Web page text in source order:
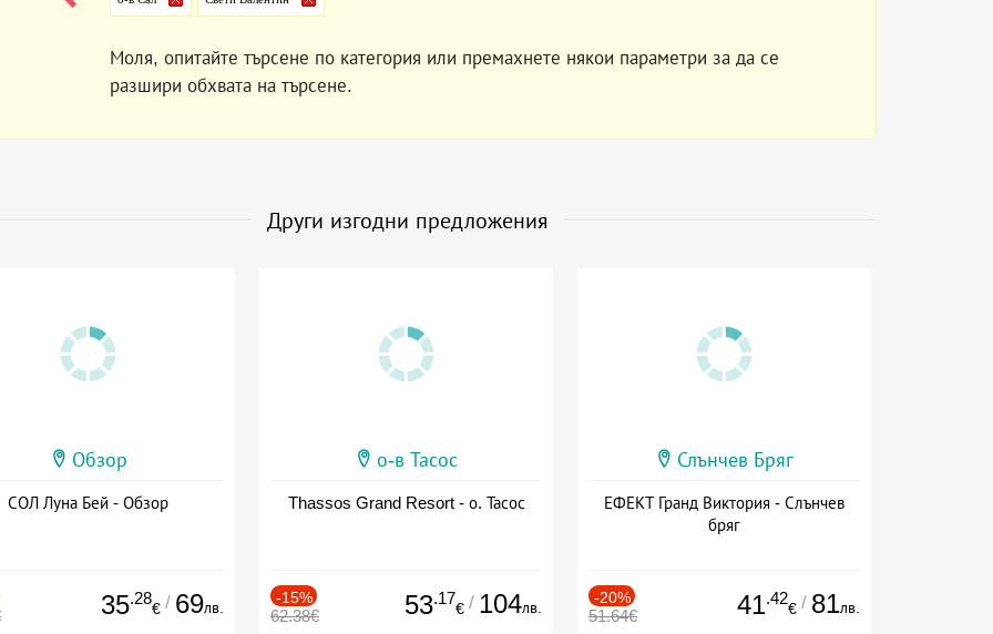
Моля, опитайте търсене по категория или премахнете някои параметри за да се
разшири обхвата на търсене.
Други изгодни предложения
Обзор
СОЛ Луна Бей - Обзор
35.28
€ / 69лв.
о-в Тасос
Thassos Grand Resort - о. Тасос
-15%
62.38€ 53.17
€ / 104лв.
Слънчев Бряг
ЕФЕКТ Гранд Виктория - Слънчев
бряг
-20%
51.64€ 41.42
€ / 81лв.